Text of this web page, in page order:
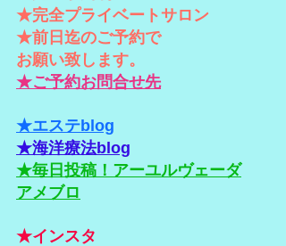
★完全プライベートサロン
★前日迄のご予約で
お願い致します。
★ご予約お問合せ先
★エステblog
★海洋療法blog
★毎日投稿！アーユルヴェーダ
アメブロ
★インスタ